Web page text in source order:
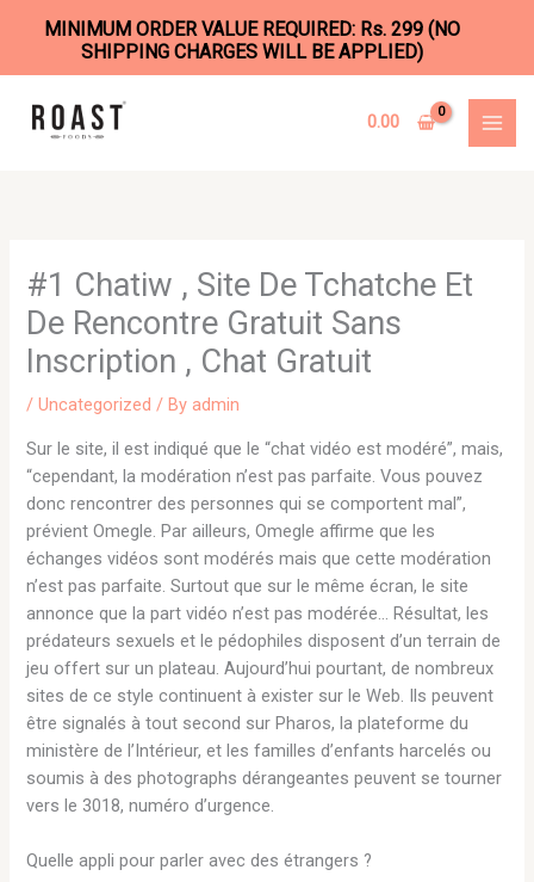
content
0.00
#1 Chatiw , Site De Tchatche Et
De Rencontre Gratuit Sans
Inscription , Chat Gratuit
/Uncategorized / Byadmin
Sur le site, il est indiqué que le “chat vidéo est modéré”, mais,
“cependant, la modération n’est pas parfaite. Vous pouvez
donc rencontrer des personnes qui se comportent mal”,
prévient Omegle. Par ailleurs, Omegle affirme que les
échanges vidéos sont modérés mais que cette modération
n’est pas parfaite. Surtout que sur le même écran, le site
annonce que la part vidéo n’est pas modérée… Résultat, les
prédateurs sexuels et le pédophiles disposent d’un terrain de
jeu offert sur un plateau. Aujourd’hui pourtant, de nombreux
sites de ce style continuent à exister sur le Web. Ils peuvent
être signalés à tout second sur Pharos, la plateforme du
ministère de l’Intérieur, et les familles d’enfants harcelés ou
soumis à des photographs dérangeantes peuvent se tourner
vers le 3018, numéro d’urgence.
Quelle appli pour parler avec des étrangers ?
MINIMUM ORDER VALUE REQUIRED: Rs. 299 (NO
SHIPPING CHARGES WILL BE APPLIED)